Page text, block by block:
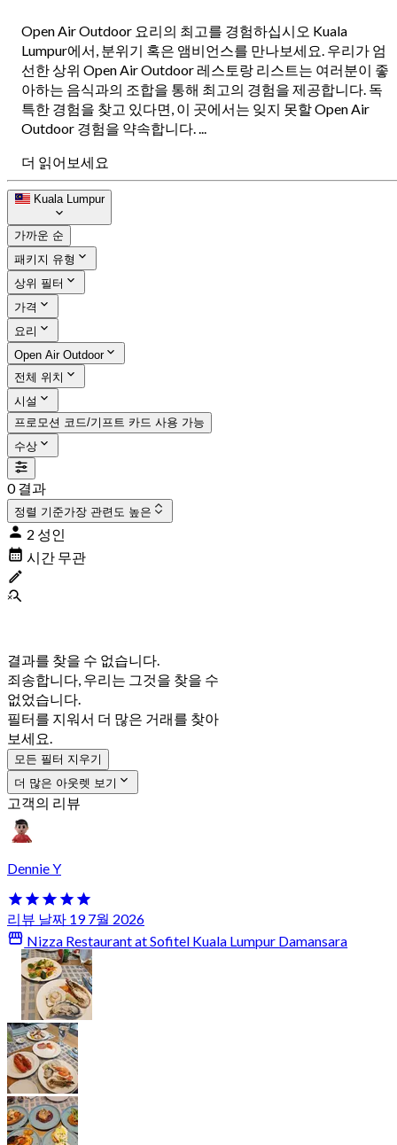
Open Air Outdoor 요리의 최고를 경험하십시오 Kuala
Lumpur에서, 분위기 혹은 앰비언스를 만나보세요. 우리가 엄
선한 상위 Open Air Outdoor 레스토랑 리스트는 여러분이 좋
아하는 음식과의 조합을 통해 최고의 경험을 제공합니다. 독
특한 경험을 찾고 있다면, 이 곳에서는 잊지 못할 Open Air
Outdoor 경험을 약속합니다. ...
더 읽어보세요
Kuala Lumpur
가까운 순
패키지 유형
상위 필터
가격
요리
Open Air Outdoor
전체 위치
시설
프로모션 코드/기프트 카드 사용 가능
수상
0 결과
정렬 기준가장 관련도 높은
2 성인
시간 무관
결과를 찾을 수 없습니다.
죄송합니다, 우리는 그것을 찾을 수
없었습니다.
필터를 지워서 더 많은 거래를 찾아
보세요.
모든 필터 지우기
더 많은 아웃렛 보기
고객의 리뷰
Dennie Y
리뷰 날짜 19 7월 2026
Nizza Restaurant at Sofitel Kuala Lumpur Damansara